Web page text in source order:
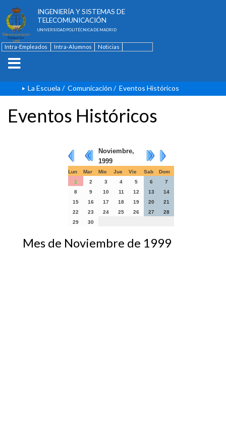
INGENIERÍA Y SISTEMAS DE
TELECOMUNICACIÓN
UNIVERSIDAD POLITÉCNICA DE MADRID
Intra-Empleados Intra-Alumnos
Noticias
La Escuela / Comunicación / Eventos Históricos
Eventos Históricos
Noviembre,
1999
Lun Mar Mie Jue Vie Sab
Dom
1
2 3 4 5 6
7
8
9 10 11 12 13
14
15
16 17 18 19 20
21
22
23 24 25 26 27
28
29
30
Mes de Noviembre de 1999